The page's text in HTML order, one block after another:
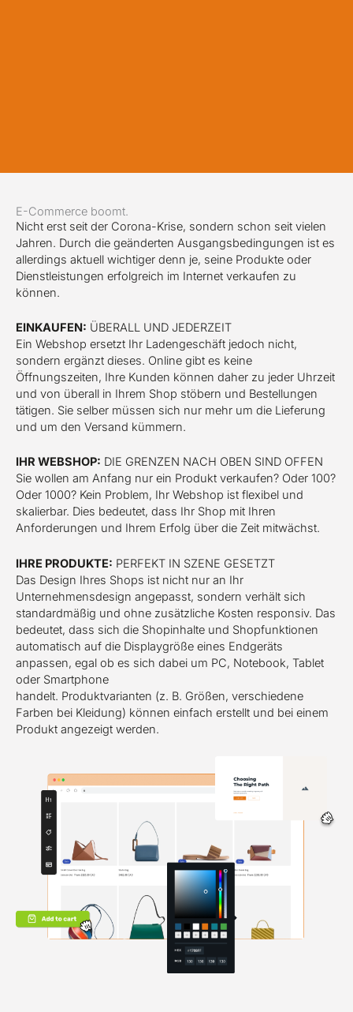
E-Commerce boomt.
Nicht erst seit der Corona-Krise, sondern schon seit vielen
Jahren. Durch die geänderten Ausgangsbedingungen ist es
allerdings aktuell wichtiger denn je, seine Produkte oder
Dienstleistungen erfolgreich im Internet verkaufen zu
können.
EINKAUFEN: ÜBERALL UND JEDERZEIT
Ein Webshop ersetzt Ihr Ladengeschäft jedoch nicht,
sondern ergänzt dieses. Online gibt es keine
Öffnungszeiten, Ihre Kunden können daher zu jeder Uhrzeit
und von überall in Ihrem Shop stöbern und Bestellungen
tätigen. Sie selber müssen sich nur mehr um die Lieferung
und um den Versand kümmern.
IHR WEBSHOP: DIE GRENZEN NACH OBEN SIND OFFEN
Sie wollen am Anfang nur ein Produkt verkaufen? Oder 100?
Oder 1000? Kein Problem, Ihr Webshop ist flexibel und
skalierbar. Dies bedeutet, dass Ihr Shop mit Ihren
Anforderungen und Ihrem Erfolg über die Zeit mitwächst.
IHRE PRODUKTE: PERFEKT IN SZENE GESETZT
Das Design Ihres Shops ist nicht nur an Ihr
Unternehmensdesign angepasst, sondern verhält sich
standardmäßig und ohne zusätzliche Kosten responsiv. Das
bedeutet, dass sich die Shopinhalte und Shopfunktionen
automatisch auf die Displaygröße eines Endgeräts
anpassen, egal ob es sich dabei um PC, Notebook, Tablet
oder Smartphone
handelt. Produktvarianten (z. B. Größen, verschiedene
Farben bei Kleidung) können einfach erstellt und bei einem
Produkt angezeigt werden.